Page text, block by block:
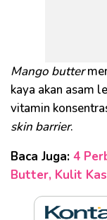
Mango butter
kaya akan asam
vitamin
skin barrier.
Baca Juga: 4
Butter, Kulit